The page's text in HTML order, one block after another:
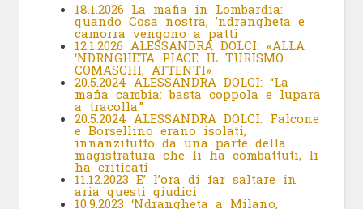
18.1.2026 La mafia in Lombardia:
quando Cosa nostra, ’ndrangheta e
camorra vengono a patti
12.1.2026 ALESSANDRA DOLCI: «ALLA
‘NDRNGHETA PIACE IL TURISMO
COMASCHI, ATTENTI»
20.5.2024 ALESSANDRA DOLCI: “La
mafia cambia: basta coppola e lupara
a tracolla.”
20.5.2024 ALESSANDRA DOLCI: Falcone
e Borsellino erano isolati,
innanzitutto da una parte della
magistratura che li ha combattuti, li
ha criticati
11.12.2023 E’ l’ora di far saltare in
aria questi giudici
10.9.2023 ‘Ndrangheta a Milano,